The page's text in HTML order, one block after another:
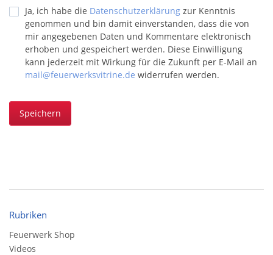
Ja, ich habe die Datenschutzerklärung zur Kenntnis
genommen und bin damit einverstanden, dass die von
mir angegebenen Daten und Kommentare elektronisch
erhoben und gespeichert werden. Diese Einwilligung
kann jederzeit mit Wirkung für die Zukunft per E-Mail an
mail@feuerwerksvitrine.de widerrufen werden.
Speichern
Rubriken
Feuerwerk Shop
Videos